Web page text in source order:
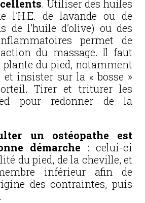
. Utiliser des huiles
l’H.E. de lavande ou de
de l’huile d’olive) ou des
permet de
du massage. Il faut
du pied, notamment
et insister sur la « bosse »
Tirer et triturer les
pour redonner de la
un ostéopathe est
démarche : celui-ci
du pied, de la cheville, et
inférieur afin de
des contraintes, puis